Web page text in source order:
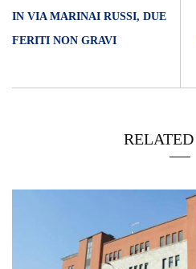
IN VIA MARINAI RUSSI, DUE
FERITI NON GRAVI
RELATED